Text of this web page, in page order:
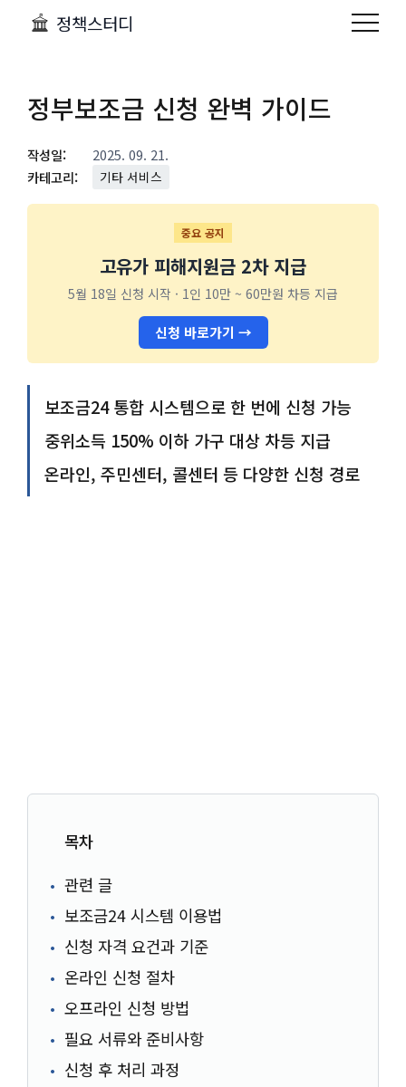
정책스터디
정부보조금 신청 완벽 가이드
작성일:
2025. 09. 21.
카테고리:
기타 서비스
중요 공지
고유가 피해지원금 2차 지급
5월 18일 신청 시작 · 1인 10만 ~ 60만원 차등 지급
신청 바로가기 →
보조금24 통합 시스템으로 한 번에 신청 가능
중위소득 150% 이하 가구 대상 차등 지급
온라인, 주민센터, 콜센터 등 다양한 신청 경로
목차
관련 글
보조금24 시스템 이용법
신청 자격 요건과 기준
온라인 신청 절차
오프라인 신청 방법
필요 서류와 준비사항
신청 후 처리 과정